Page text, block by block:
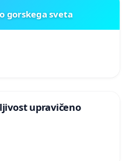
gorskega sveta
upravičeno